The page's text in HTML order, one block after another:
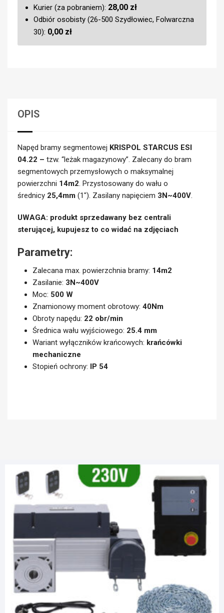
Kurier (za pobraniem): 28,00 zł
Odbiór osobisty (26-500 Szydłowiec, Folwarczna
30): 0,00 zł
OPIS
Napęd bramy segmentowej KRISPOL STARCUS ESI
04.22 – tzw. “leżak magazynowy”. Zalecany do bram
segmentowych przemysłowych o maksymalnej
powierzchni 14m2. Przystosowany do wału o
średnicy 25,4mm (1″). Zasilany napięciem 3N~400V.
UWAGA: produkt sprzedawany bez centrali
sterującej, kupujesz to co widać na zdjęciach
Parametry:
Zalecana max. powierzchnia bramy: 14m2
Zasilanie: 3N~400V
Moc: 500 W
Znamionowy moment obrotowy: 40Nm
Obroty napędu: 22 obr/min
Średnica wału wyjściowego: 25.4 mm
Wariant wyłączników krańcowych: krańcówki
mechaniczne
Stopień ochrony: IP 54